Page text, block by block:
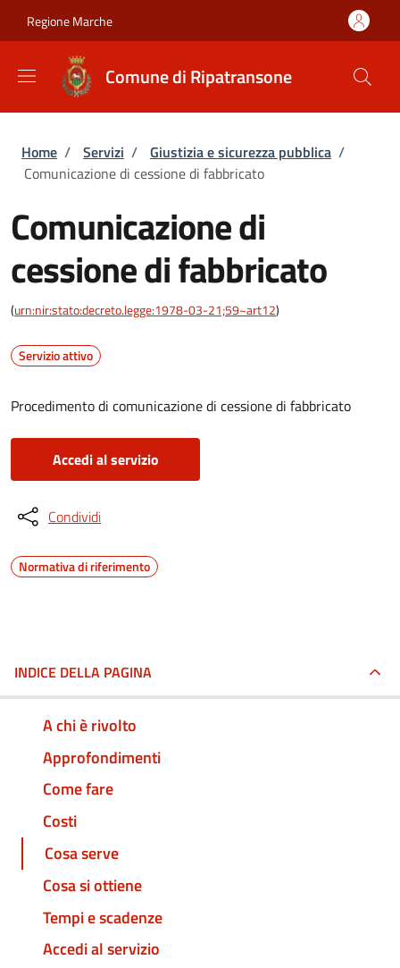
Regione Marche
Comune di Ripatransone
Briciole di pane
Home / Servizi / Giustizia e sicurezza pubblica /
Comunicazione di cessione di fabbricato
Comunicazione di
cessione di fabbricato
(urn:nir:stato:decreto.legge:1978-03-21;59~art12)
Servizio attivo
Procedimento di comunicazione di cessione di fabbricato
Accedi al servizio
Condividi
Normativa di riferimento
INDICE DELLA PAGINA
A chi è rivolto
Approfondimenti
Come fare
Costi
Cosa serve
Cosa si ottiene
Tempi e scadenze
Accedi al servizio